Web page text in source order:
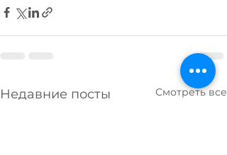
Недавние посты Смотреть все